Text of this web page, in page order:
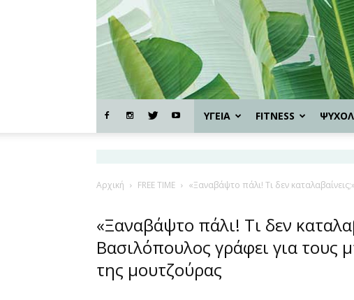
ΥΓΕΙΑ FITNESS
Αρχική FREE TIME «Ξαναβάψτο πάλι! Τι δεν
«Ξαναβάψτο πάλι! Τι δεν
Βασιλόπουλος γράφει για τους
της μουτζούρας